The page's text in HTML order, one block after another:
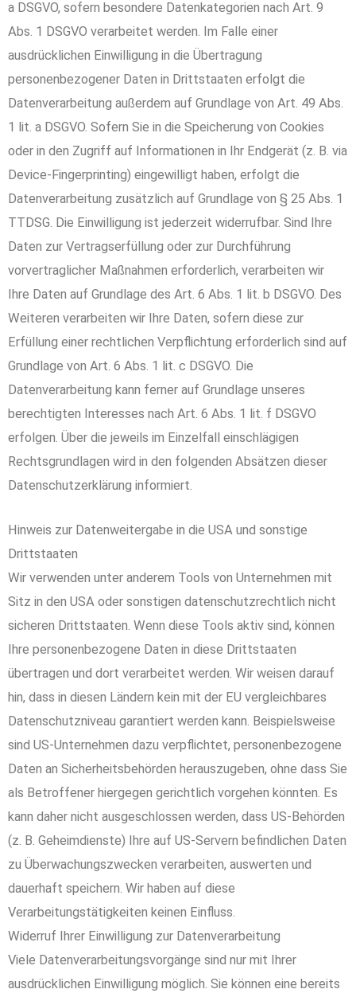
a DSGVO, sofern besondere Datenkategorien nach Art. 9
Abs. 1 DSGVO verarbeitet werden. Im Falle einer
ausdrücklichen Einwilligung in die Übertragung
personenbezogener Daten in Drittstaaten erfolgt die
Datenverarbeitung außerdem auf Grundlage von Art. 49 Abs.
1 lit. a DSGVO. Sofern Sie in die Speicherung von Cookies
oder in den Zugriff auf Informationen in Ihr Endgerät (z. B. via
Device-Fingerprinting) eingewilligt haben, erfolgt die
Datenverarbeitung zusätzlich auf Grundlage von § 25 Abs. 1
TTDSG. Die Einwilligung ist jederzeit widerrufbar. Sind Ihre
Daten zur Vertragserfüllung oder zur Durchführung
vorvertraglicher Maßnahmen erforderlich, verarbeiten wir
Ihre Daten auf Grundlage des Art. 6 Abs. 1 lit. b DSGVO. Des
Weiteren verarbeiten wir Ihre Daten, sofern diese zur
Erfüllung einer rechtlichen Verpflichtung erforderlich sind auf
Grundlage von Art. 6 Abs. 1 lit. c DSGVO. Die
Datenverarbeitung kann ferner auf Grundlage unseres
berechtigten Interesses nach Art. 6 Abs. 1 lit. f DSGVO
erfolgen. Über die jeweils im Einzelfall einschlägigen
Rechtsgrundlagen wird in den folgenden Absätzen dieser
Datenschutzerklärung informiert.
Hinweis zur Datenweitergabe in die USA und sonstige
Drittstaaten
Wir verwenden unter anderem Tools von Unternehmen mit
Sitz in den USA oder sonstigen datenschutzrechtlich nicht
sicheren Drittstaaten. Wenn diese Tools aktiv sind, können
Ihre personenbezogene Daten in diese Drittstaaten
übertragen und dort verarbeitet werden. Wir weisen darauf
hin, dass in diesen Ländern kein mit der EU vergleichbares
Datenschutzniveau garantiert werden kann. Beispielsweise
sind US-Unternehmen dazu verpflichtet, personenbezogene
Daten an Sicherheitsbehörden herauszugeben, ohne dass Sie
als Betroffener hiergegen gerichtlich vorgehen könnten. Es
kann daher nicht ausgeschlossen werden, dass US-Behörden
(z. B. Geheimdienste) Ihre auf US-Servern befindlichen Daten
zu Überwachungszwecken verarbeiten, auswerten und
dauerhaft speichern. Wir haben auf diese
Verarbeitungstätigkeiten keinen Einfluss.
Widerruf Ihrer Einwilligung zur Datenverarbeitung
Viele Datenverarbeitungsvorgänge sind nur mit Ihrer
ausdrücklichen Einwilligung möglich. Sie können eine bereits